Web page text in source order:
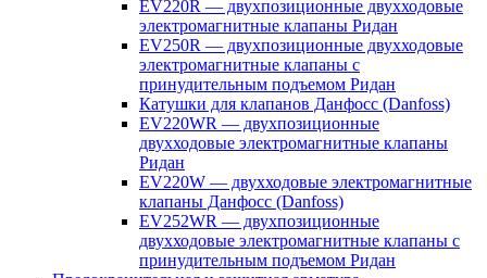
EV220R — двухпозиционные двухходовые
электромагнитные клапаны Ридан
EV250R — двухпозиционные двухходовые
электромагнитные клапаны с
принудительным подъемом Ридан
Катушки для клапанов Данфосс (Danfoss)
EV220WR — двухпозиционные
двухходовые электромагнитные клапаны
Ридан
EV220W — двухходовые электромагнитные
клапаны Данфосс (Danfoss)
EV252WR — двухпозиционные
двухходовые электромагнитные клапаны с
принудительным подъемом Ридан